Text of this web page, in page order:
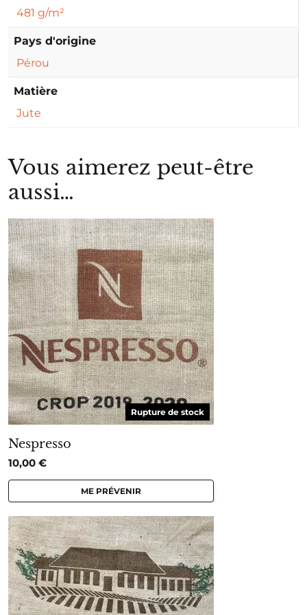
481 g/m²
Pays d'origine
Pérou
Matière
Jute
Vous aimerez peut-être
aussi…
Rupture de stock
Nespresso
10,00 €
ME PRÉVENIR